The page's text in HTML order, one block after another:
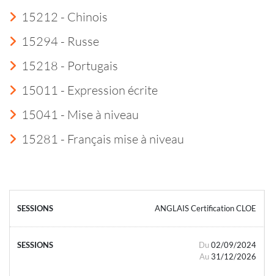
15212 - Chinois
15294 - Russe
15218 - Portugais
15011 - Expression écrite
15041 - Mise à niveau
15281 - Français mise à niveau
ANGLAIS Certification CLOE
Du 02/09/2024
Au 31/12/2026